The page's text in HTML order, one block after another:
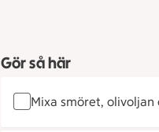
Gör så här
Mixa smöret,